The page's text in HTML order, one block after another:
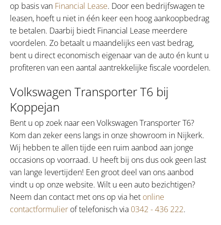
op basis van Financial Lease. Door een bedrijfswagen te
leasen, hoeft u niet in één keer een hoog aankoopbedrag
te betalen. Daarbij biedt Financial Lease meerdere
voordelen. Zo betaalt u maandelijks een vast bedrag,
bent u direct economisch eigenaar van de auto én kunt u
profiteren van een aantal aantrekkelijke fiscale voordelen.
Volkswagen Transporter T6 bij
Koppejan
Bent u op zoek naar een Volkswagen Transporter T6?
Kom dan zeker eens langs in onze showroom in Nijkerk.
Wij hebben te allen tijde een ruim aanbod aan jonge
occasions op voorraad. U heeft bij ons dus ook geen last
van lange levertijden! Een groot deel van ons aanbod
vindt u op onze website. Wilt u een auto bezichtigen?
Neem dan contact met ons op via het online
contactformulier of telefonisch via 0342 - 436 222.